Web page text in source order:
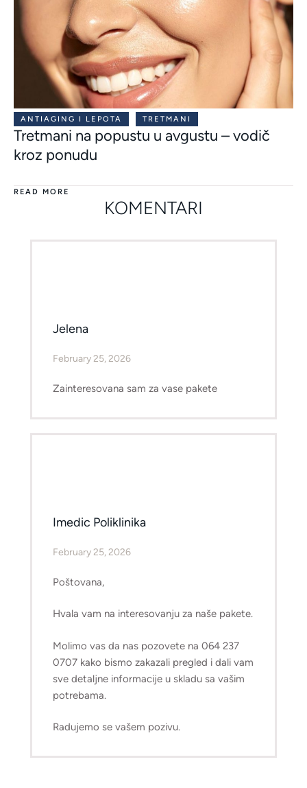
ANTIAGING I LEPOTA TRETMANI
Tretmani na popustu u avgustu – vodič
kroz ponudu
READ MORE
KOMENTARI
Jelena
February 25, 2026
Zainteresovana sam za vase pakete
Imedic Poliklinika
February 25, 2026
Poštovana,
Hvala vam na interesovanju za naše pakete.
Molimo vas da nas pozovete na 064 237
0707 kako bismo zakazali pregled i dali vam
sve detaljne informacije u skladu sa vašim
potrebama.
Radujemo se vašem pozivu.